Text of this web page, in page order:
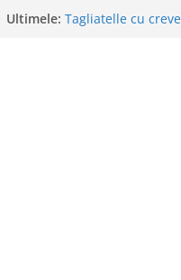
Ultimele: Tagliatelle cu